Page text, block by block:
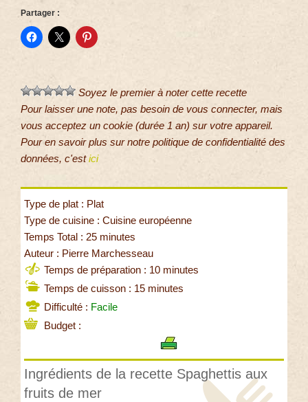
Partager :
Soyez le premier à noter cette recette
Pour laisser une note, pas besoin de vous connecter, mais
vous acceptez un cookie (durée 1 an) sur votre appareil.
Pour en savoir plus sur notre politique de confidentialité des
données, c'estici
Type de plat : Plat
Type de cuisine : Cuisine européenne
Temps Total : 25 minutes
Auteur : Pierre Marchesseau
Temps de préparation : 10 minutes
Temps de cuisson : 15 minutes
Difficulté : Facile
Budget :
Ingrédients de la recette Spaghettis aux
fruits de mer